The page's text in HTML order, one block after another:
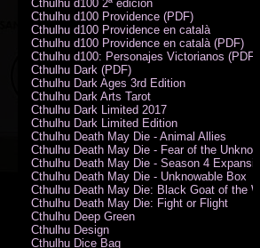
Cthulhu d100 2ª edición
Cthulhu d100 Providence (PDF)
Cthulhu d100 Providence en català
Cthulhu d100 Providence en català (PDF)
Cthulhu d100: Personajes Victorianos (PDF)
Cthulhu Dark (PDF)
Cthulhu Dark Ages 3rd Edition
Cthulhu Dark Arts Tarot
Cthulhu Dark Limited 2017
Cthulhu Dark Limited Edition
Cthulhu Death May Die - Animal Allies
Cthulhu Death May Die - Fear of the Unknown
Cthulhu Death May Die - Season 4 Expansion
Cthulhu Death May Die - Unknowable Box
Cthulhu Death May Die: Black Goat of the
Cthulhu Death May Die: Fight or Flight
Cthulhu Deep Green
Cthulhu Design
Cthulhu Dice Bag